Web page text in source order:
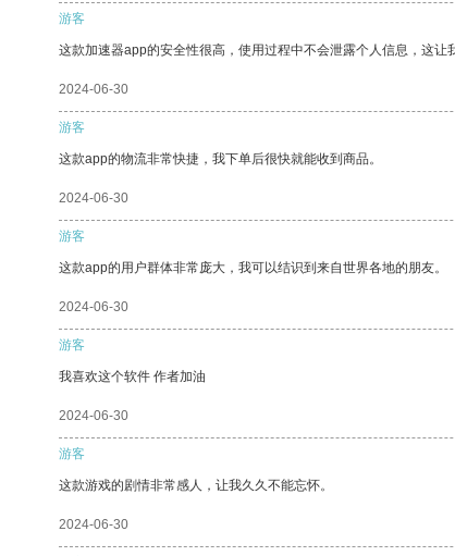
游客
这款加速器app的安全性很高，使用过程中不会泄露个人信息，这
2024-06-30
游客
这款app的物流非常快捷，我下单后很快就能收到商品。
2024-06-30
游客
这款app的用户群体非常庞大，我可以结识到来自世界各地的朋友。
2024-06-30
游客
我喜欢这个软件 作者加油
2024-06-30
游客
这款游戏的剧情非常感人，让我久久不能忘怀。
2024-06-30